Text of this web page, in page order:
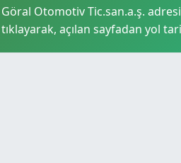
Göral Otomotiv Tic.san.a.ş.
tıklayarak, açılan sayfadan yol